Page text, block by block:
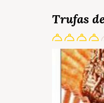
Trufas